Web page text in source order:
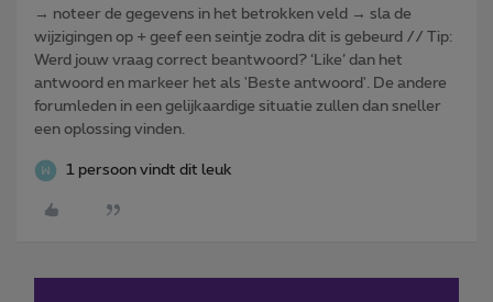
→ noteer de gegevens in het betrokken veld → sla de
wijzigingen op + geef een seintje zodra dit is gebeurd // Tip:
Werd jouw vraag correct beantwoord? ‘Like’ dan het
antwoord en markeer het als 'Beste antwoord'. De andere
forumleden in een gelijkaardige situatie zullen dan sneller
een oplossing vinden.
1 persoon vindt dit leuk